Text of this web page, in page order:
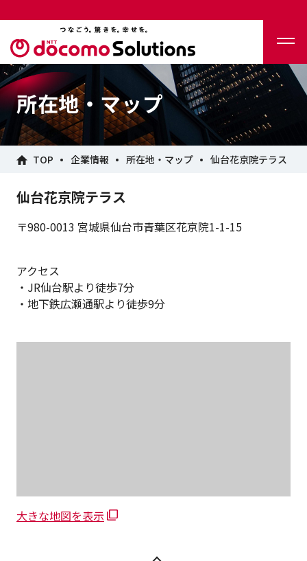
所在地・マップ
TOP 企業情報 所在地・マップ 仙台花京院テラス
仙台花京院テラス
〒980-0013 宮城県仙台市青葉区花京院1-1-15
アクセス
・JR仙台駅より徒歩7分
・地下鉄広瀬通駅より徒歩9分
大きな地図を表示